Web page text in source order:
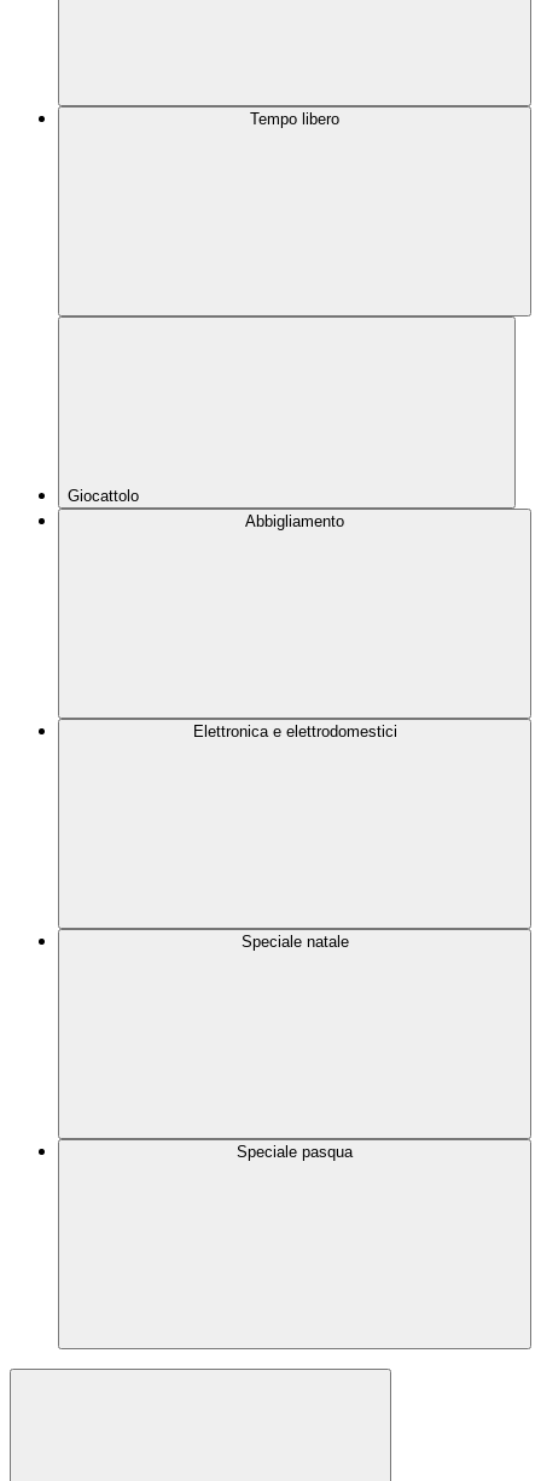
Tempo libero
Giocattolo
Abbigliamento
Elettronica e elettrodomestici
Speciale natale
Speciale pasqua